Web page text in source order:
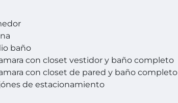
baño
con closet vestidor y baño completo
con closet de pared y baño completo
de estacionamiento